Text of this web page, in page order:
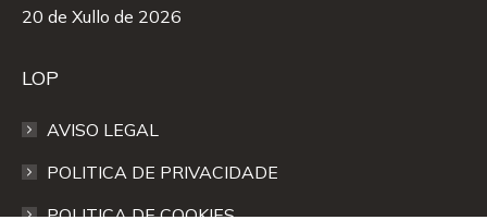
20 de Xullo de 2026
LOP
AVISO LEGAL
POLITICA DE PRIVACIDADE
POLITICA DE COOKIES